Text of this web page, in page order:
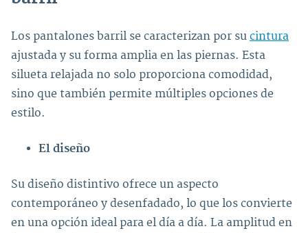
Los pantalones barril se caracterizan por su cintura
ajustada y su forma amplia en las piernas. Esta
silueta relajada no solo proporciona comodidad,
sino que también permite múltiples opciones de
estilo.
El diseño
Su diseño distintivo ofrece un aspecto
contemporáneo y desenfadado, lo que los convierte
en una opción ideal para el día a día. La amplitud en